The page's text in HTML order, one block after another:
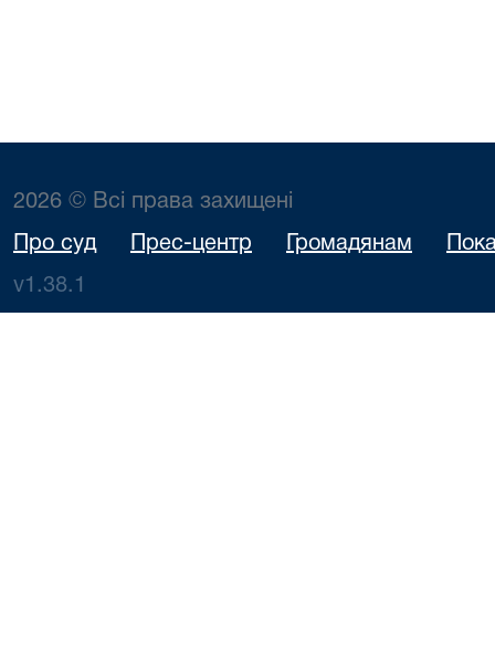
2026 © Всі права захищені
Про суд Прес-центр Громадянам
v1.38.1